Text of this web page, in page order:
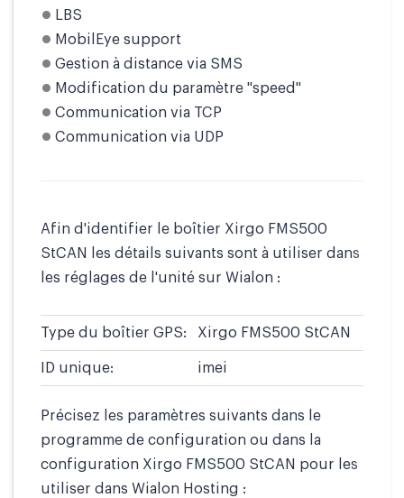
LBS
MobilEye support
Gestion à distance via SMS
Modification du paramètre "speed"
Communication via TCP
Communication via UDP
Afin d'identifier le boîtier Xirgo FMS500
StCAN les détails suivants sont à utiliser dans
les réglages de l'unité sur Wialon :
Type du boîtier GPS: Xirgo FMS500 StCAN
ID unique: imei
Précisez les paramètres suivants dans le
programme de configuration ou dans la
configuration Xirgo FMS500 StCAN pour les
utiliser dans Wialon Hosting :